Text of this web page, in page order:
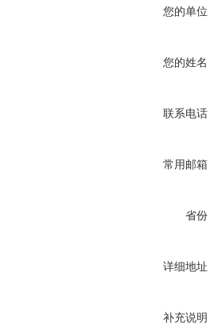
您的单位
您的姓名
联系电话
常用邮箱
省份
详细地址
补充说明